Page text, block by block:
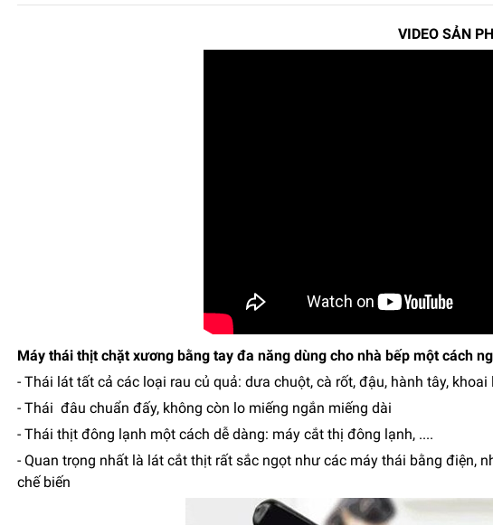
VIDEO SẢN
Máy thái thịt chặt xương bằng tay đa năng dùng cho nhà bếp một cách
- Thái lát tất cả các loại rau củ quả: dưa chuột, cà rốt, đậu, hành tây, khoai
- Thái đâu chuẩn đấy, không còn lo miếng ngắn miếng dài
- Thái thịt đông lạnh một cách dễ dàng: máy cắt thị đông lạnh, ....
- Quan trọng nhất là lát cắt thịt rất sắc ngọt như các máy thái bằng điện,
chế biến